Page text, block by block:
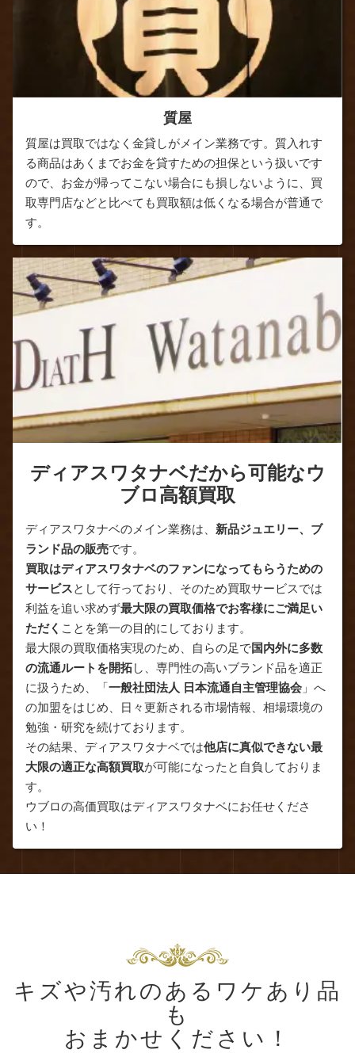
質屋
質屋は買取ではなく金貸しがメイン業務です。質入れす
る商品はあくまでお金を貸すための担保という扱いです
ので、お金が帰ってこない場合にも損しないように、買
取専門店などと比べても買取額は低くなる場合が普通で
す。
ディアスワタナベだから可能なウ
ブロ高額買取
ディアスワタナベのメイン業務は、 新品ジュエリー、ブ
ランド品の販売です。
買取はディアスワタナベのファンになってもらうための
サービスとして行っており、そのため買取サービスでは
利益を追い求めず最大限の買取価格でお客様にご満足い
ただく ことを第一の目的にしております。
最大限の買取価格実現のため、自らの足で国内外に多数
の流通ルートを開拓し、専門性の高いブランド品を適正
に扱うため、「一般社団法人 日本流通自主管理協会 」へ
の加盟をはじめ、日々更新される市場情報、相場環境の
勉強・研究を続けております。
その結果、ディアスワタナベでは他店に真似できない最
大限の適正な高額買取が可能になったと自負しておりま
す。
ウブロの高価買取はディアスワタナベにお任せくださ
い！
キズや汚れのあるワケあり品
も
おまかせください！